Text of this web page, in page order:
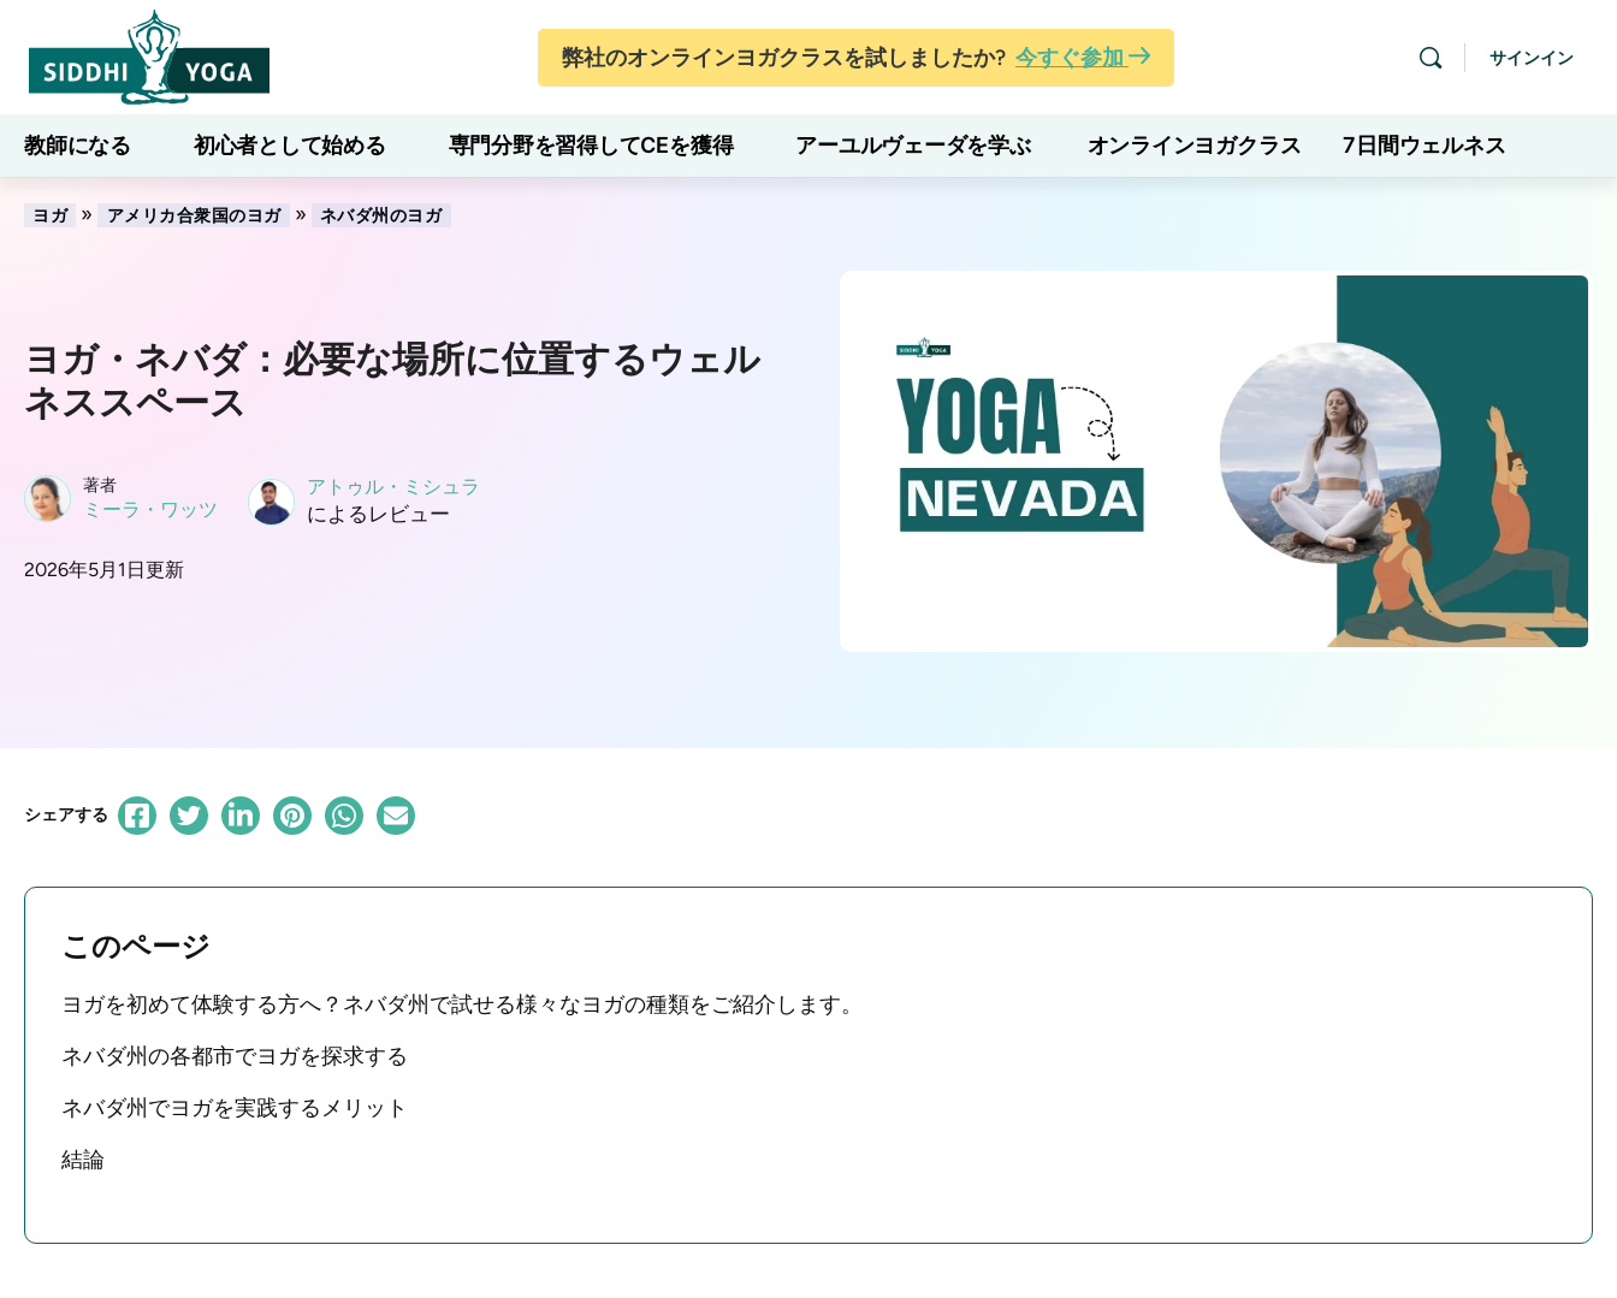
弊社のオンラインヨガクラスを試しましたか? 今すぐ参加 サインイン
教師になる 初心者として始める 専門分野を習得してCEを獲得 アーユルヴェーダを学ぶ オンラインヨガクラス 7日間ウェルネス
ブログ 学ぶ
ヨガ » アメリカ合衆国のヨガ » ネバダ州のヨガ
ヨガ・ネバダ：必要な場所に位置するウェル
ネススペース
著者
ミーラ・ワッツ
アトゥル・ミシュラ
によるレビュー
2026年5月1日更新
シェアする
このページ
ヨガを初めて体験する方へ？ネバダ州で試せる様々なヨガの種類をご紹介します。
ネバダ州の各都市でヨガを探求する
ネバダ州でヨガを実践するメリット
結論